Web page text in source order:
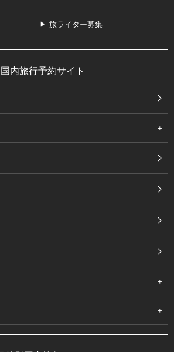
旅ライター募集
国内旅行予約サイト